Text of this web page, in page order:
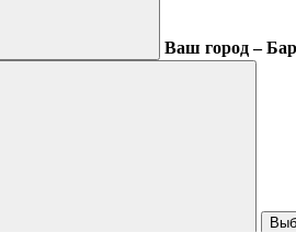
Ваш город –